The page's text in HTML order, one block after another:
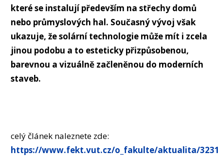
MÉDIA
KONFERENCE A SOUTĚŽE
KONTAKT
které se instalují především na střechy domů
nebo průmyslových hal. Současný vývoj však
ukazuje, že solární technologie může mít i zcela
jinou podobu a to esteticky přizpůsobenou,
barevnou a vizuálně začleněnou do moderních
staveb.
celý článek naleznete zde:
https://www.fekt.vut.cz/o_fakulte/aktualita/